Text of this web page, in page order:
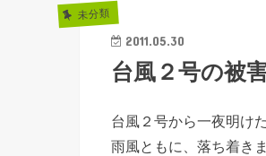
未分類
2011.05.30
台風２号の被
台風２号から一夜明け
雨風ともに、落ち着き